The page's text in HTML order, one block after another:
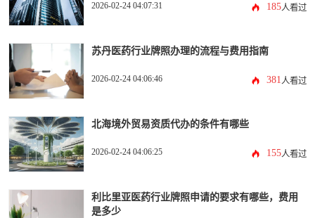
2026-02-24 04:07:31 185人看过
苏丹医药行业牌照办理的流程与费用指南
2026-02-24 04:06:46 381人看过
北海境外贸易资质代办的条件有哪些
2026-02-24 04:06:25 155人看过
利比里亚医药行业牌照申请的要求有哪些，费用
是多少